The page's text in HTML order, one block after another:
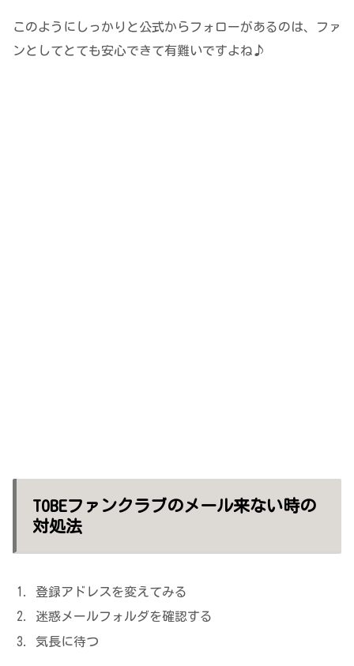
このようにしっかりと公式からフォローがあるのは、ファ
ンとしてとても安心できて有難いですよね♪
TOBEファンクラブのメール来ない時の
対処法
登録アドレスを変えてみる
迷惑メールフォルダを確認する
気長に待つ